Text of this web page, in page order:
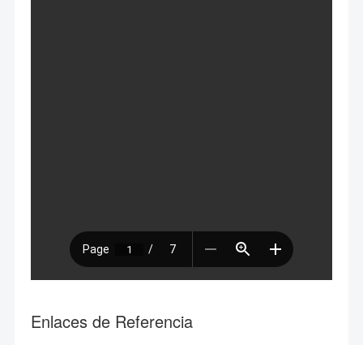
Enlaces de Referencia